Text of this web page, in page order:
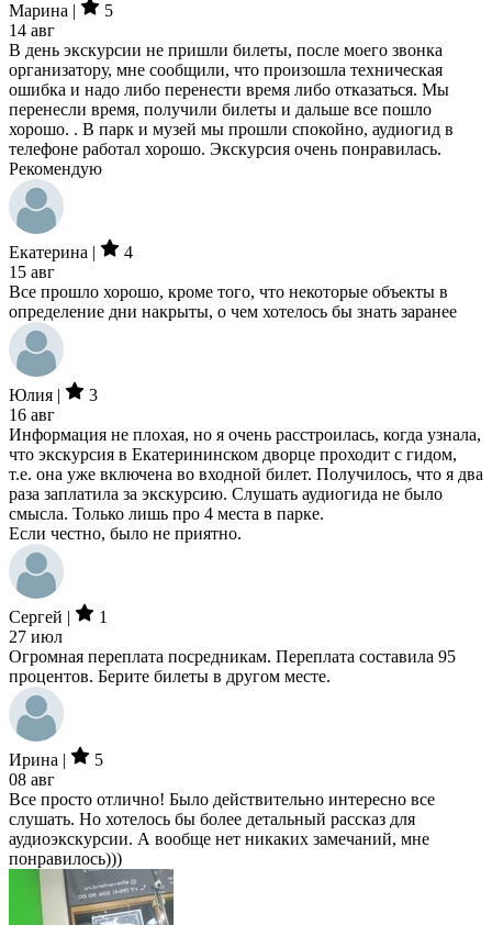
Марина |
5
14 авг
В день экскурсии не пришли билеты, после моего звонка
организатору, мне сообщили, что произошла техническая
ошибка и надо либо перенести время либо отказаться. Мы
перенесли время, получили билеты и дальше все пошло
хорошо. . В парк и музей мы прошли спокойно, аудиогид в
телефоне работал хорошо. Экскурсия очень понравилась.
Рекомендую
Екатерина |
4
15 авг
Все прошло хорошо, кроме того, что некоторые объекты в
определение дни накрыты, о чем хотелось бы знать заранее
Юлия |
3
16 авг
Информация не плохая, но я очень расстроилась, когда узнала,
что экскурсия в Екатерининском дворце проходит с гидом,
т.е. она уже включена во входной билет. Получилось, что я два
раза заплатила за экскурсию. Слушать аудиогида не было
смысла. Только лишь про 4 места в парке.
Если честно, было не приятно.
Сергей |
1
27 июл
Огромная переплата посредникам. Переплата составила 95
процентов. Берите билеты в другом месте.
Ирина |
5
08 авг
Все просто отлично! Было действительно интересно все
слушать. Но хотелось бы более детальный рассказ для
аудиоэкскурсии. А вообще нет никаких замечаний, мне
понравилось)))